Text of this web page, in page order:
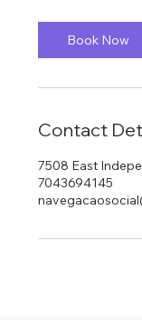
Book Now
Contact
7508 East
7043694145